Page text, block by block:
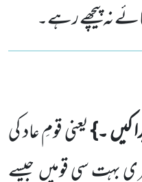
نہ پیچھے رہے۔
کیں ۔}یعنی قومِ عاد کی
بہت سی قومیںجیسے